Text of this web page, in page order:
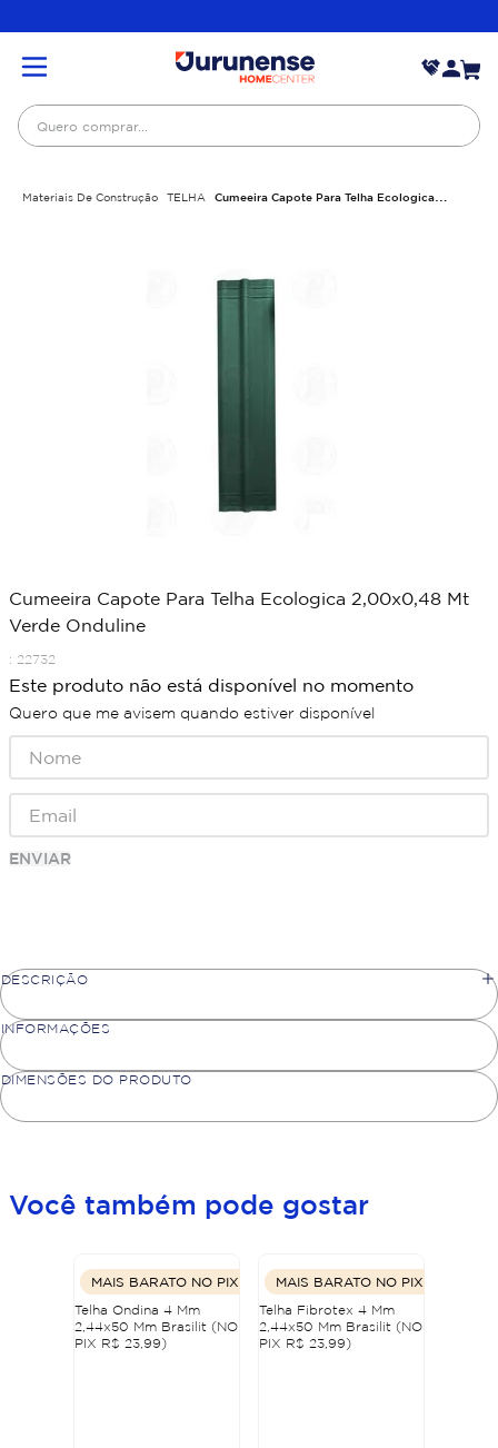
Quero comprar...
Materiais De Construção TELHA Cumeeira Capote Para Telha Ecologica
Cumeeira Capote Para Telha Ecologica 2,00x0,48 Mt
Verde Onduline
: 22732
Este produto não está disponível no momento
Quero que me avisem quando estiver disponível
ENVIAR
DESCRIÇÃO
INFORMAÇÕES
DIMENSÕES DO PRODUTO
Você também pode gostar
MAIS BARATO NO PIX
Telha Ondina 4 Mm
2,44x50 Mm Brasilit (NO
PIX R$ 23,99)
MAIS BARATO NO PIX
Telha Fibrotex 4 Mm
2,44x50 Mm Brasilit (NO
PIX R$ 23,99)